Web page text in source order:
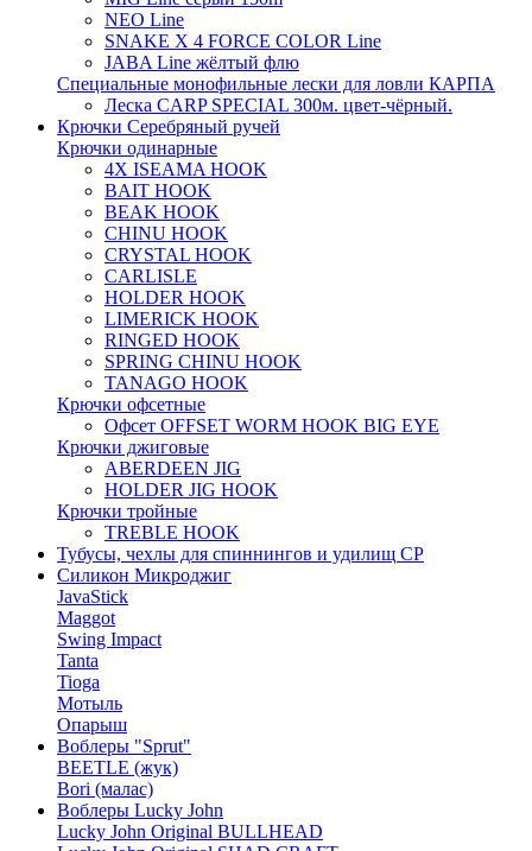
NEO Line
SNAKE X 4 FORCE COLOR Line
JABA Line жёлтый флю
Специальные монофильные лески для ловли КАРПА
Леска CARP SPECIAL 300м. цвет-чёрный.
Крючки Серебряный ручей
Крючки одинарные
4X ISEAMA HOOK
BAIT HOOK
BEAK HOOK
CHINU HOOK
CRYSTAL HOOK
CARLISLE
HOLDER HOOK
LIMERICK HOOK
RINGED HOOK
SPRING CHINU HOOK
TANAGO HOOK
Крючки офсетные
Офсет OFFSET WORM HOOK BIG EYE
Крючки джиговые
ABERDEEN JIG
HOLDER JIG HOOK
Крючки тройные
TREBLE HOOK
Тубусы, чехлы для спиннингов и удилищ СР
Силикон Микроджиг
JavaStick
Maggot
Swing Impact
Tanta
Tioga
Мотыль
Опарыш
Воблеры "Sprut"
BEETLE (жук)
Bori (малас)
Воблеры Lucky John
Lucky John Original BULLHEAD